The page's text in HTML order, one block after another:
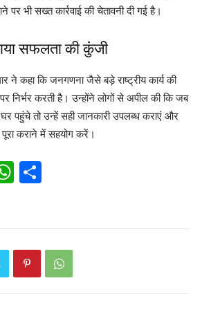
भी सख्त कार्रवाई की चेतावनी दी गई है।
सफलता की कुंजी
ने कहा कि जनगणना जैसे बड़े राष्ट्रीय कार्य की
निर्भर करती है। उन्होंने लोगों से अपील की कि जब
पहुंचे तो उन्हें सही जानकारी उपलब्ध कराएं और
कराने में सहयोग करें।
W
A
p